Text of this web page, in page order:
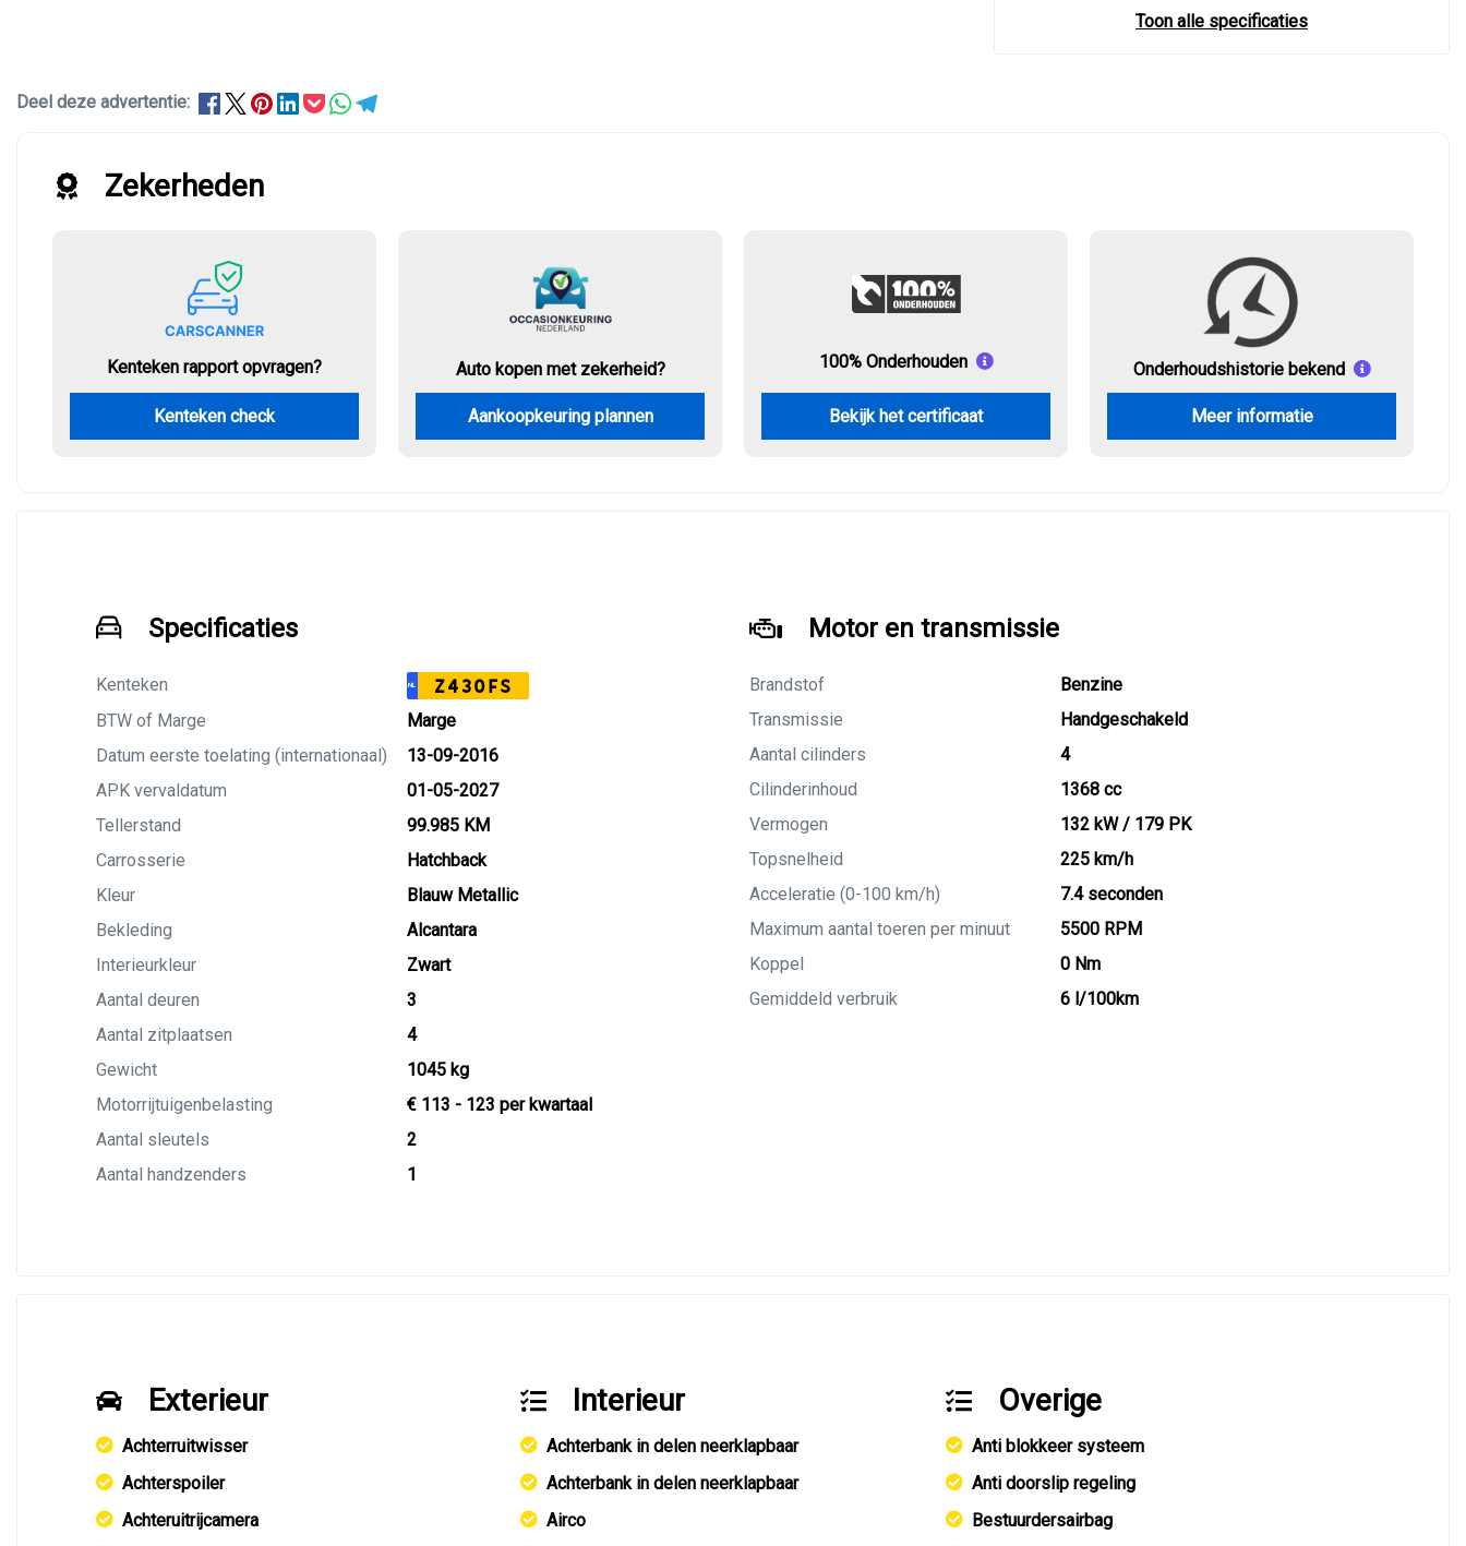
Toon alle specificaties
Deel deze advertentie:
Zekerheden
Kenteken rapport opvragen?
Kenteken check
Auto kopen met zekerheid?
Aankoopkeuring plannen
100% Onderhouden
Bekijk het certificaat
Onderhoudshistorie bekend
Meer informatie
Specificaties
Kenteken NL Z430FS
BTW of Marge
Marge
Datum eerste toelating (internationaal)
13-09-2016
APK vervaldatum
01-05-2027
Tellerstand
99.985 KM
Carrosserie
Hatchback
Kleur
Blauw Metallic
Bekleding
Alcantara
Interieurkleur
Zwart
Aantal deuren
3
Aantal zitplaatsen
4
Gewicht
1045 kg
Motorrijtuigenbelasting
€ 113 - 123 per kwartaal
Aantal sleutels
2
Aantal handzenders
1
Motor en transmissie
Brandstof
Benzine
Transmissie
Handgeschakeld
Aantal cilinders
4
Cilinderinhoud
1368 cc
Vermogen
132 kW / 179 PK
Topsnelheid
225 km/h
Acceleratie (0-100 km/h)
7.4 seconden
Maximum aantal toeren per minuut
5500 RPM
Koppel
0 Nm
Gemiddeld verbruik
6 l/100km
Exterieur
Achterruitwisser
Achterspoiler
Achteruitrijcamera
Interieur
Achterbank in delen neerklapbaar
Achterbank in delen neerklapbaar
Airco
Overige
Anti blokkeer systeem
Anti doorslip regeling
Bestuurdersairbag